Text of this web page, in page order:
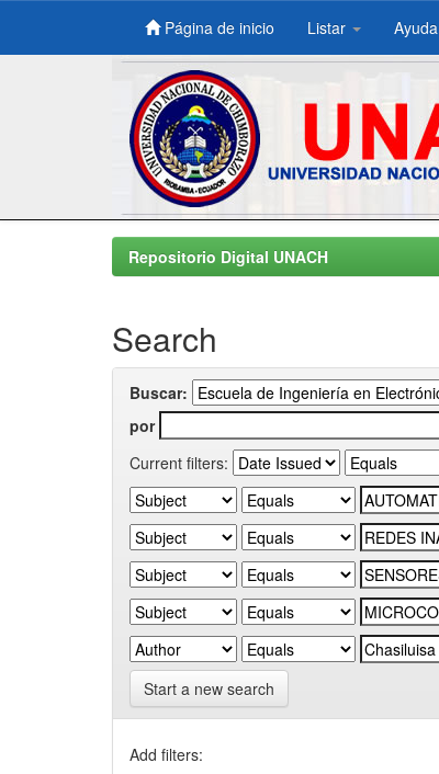
Skip
Página de inicio Listar Ayuda
Repositorio Digital UNACH
Search
Buscar:
por
Current filters:
Start a new search
Add filters: